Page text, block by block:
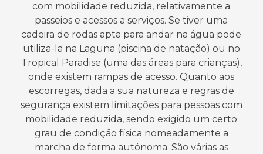
com mobilidade reduzida, relativamente a
passeios e acessos a serviços. Se tiver uma
cadeira de rodas apta para andar na água pode
utiliza-la na Laguna (piscina de natação) ou no
Tropical Paradise (uma das áreas para crianças),
onde existem rampas de acesso. Quanto aos
escorregas, dada a sua natureza e regras de
segurança existem limitações para pessoas com
mobilidade reduzida, sendo exigido um certo
grau de condição física nomeadamente a
marcha de forma autónoma. São várias as